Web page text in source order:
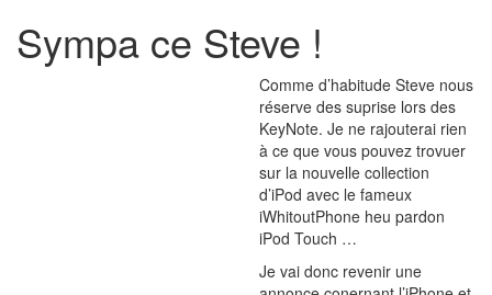
Sympa ce Steve !
Comme d’habitude Steve nous
réserve des suprise lors des
KeyNote. Je ne rajouterai rien
à ce que vous pouvez trovuer
sur la nouvelle collection
d’iPod avec le fameux
iWhitoutPhone heu pardon
iPod Touch …
Je vai donc revenir une